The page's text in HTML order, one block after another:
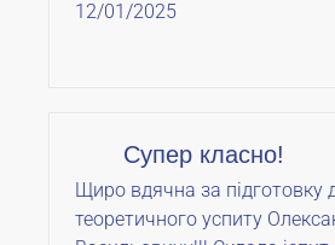
12/01/2025
Супер класно!
Щиро вдячна за підготовку
теоретичного успиту